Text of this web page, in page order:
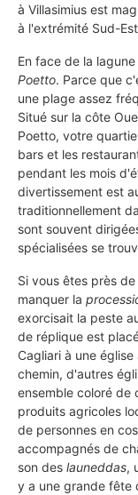
à Villasimius est
à l'extrémité Sud-
En face de la
Poetto. Parce que
une plage assez
Situé sur la côte
Poetto, votre
bars et les
pendant les mois
divertissement est
traditionnellement
sont souvent
spécialisées se
Si vous êtes près
manquer la
exorcisait la peste
de réplique est
Cagliari à une
chemin, d'autres
ensemble coloré
produits agricoles
de personnes en
accompagnés de
son des launeddas,
y a une grande fête